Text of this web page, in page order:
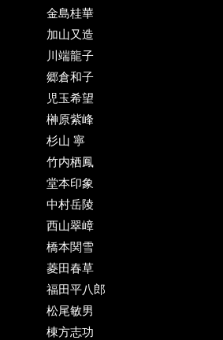
金島桂華
加山又造
川端龍子
郷倉和子
児玉希望
榊原紫峰
杉山 寧
竹内栖鳳
堂本印象
中村岳陵
西山翠嶂
橋本関雪
菱田春草
福田平八郎
松尾敏男
棟方志功